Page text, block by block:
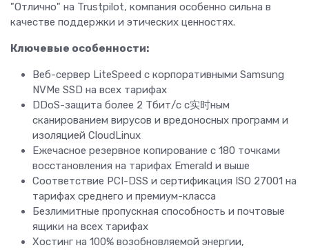
"Отлично" на Trustpilot, компания особенно сильна в
качестве поддержки и этических ценностях.
Ключевые особенности:
Веб-сервер LiteSpeed с корпоративными Samsung
NVMe SSD на всех тарифах
DDoS-защита более 2 Тбит/с с实时ным
сканированием вирусов и вредоносных программ и
изоляцией CloudLinux
Ежечасное резервное копирование с 180 точками
восстановления на тарифах Emerald и выше
Соответствие PCI-DSS и сертификация ISO 27001 на
тарифах среднего и премиум-класса
Безлимитные пропускная способность и почтовые
ящики на всех тарифах
Хостинг на 100% возобновляемой энергии,